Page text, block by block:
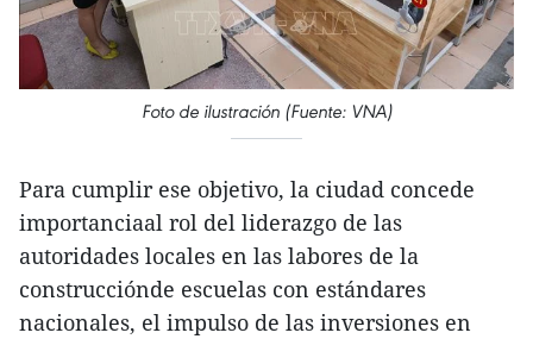
Foto de ilustración (Fuente: VNA)
Para cumplir ese objetivo, la ciudad concede
importanciaal rol del liderazgo de las
autoridades locales en las labores de la
construcciónde escuelas con estándares
nacionales, el impulso de las inversiones en